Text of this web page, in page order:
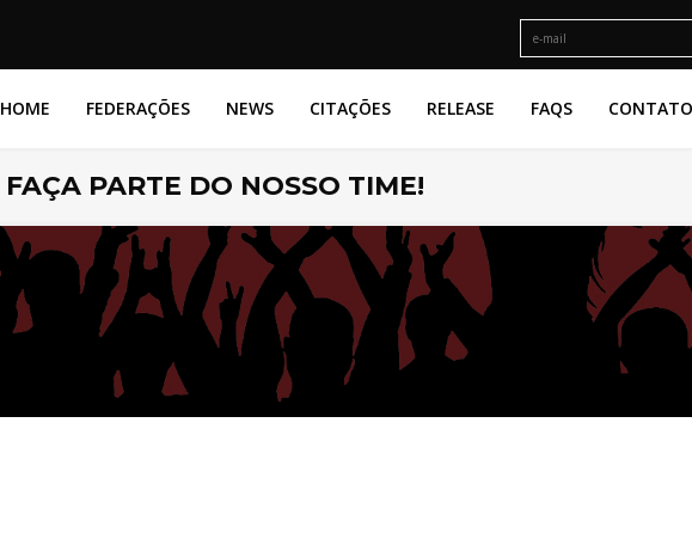
HOME FEDERAÇÕES NEWS CITAÇÕES RELEASE FAQS CONTATO
FAÇA PARTE DO NOSSO TIME!